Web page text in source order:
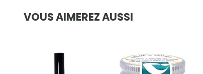
VOUS AIMEREZ AUSSI